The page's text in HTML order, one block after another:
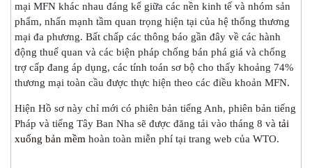
mại MFN khác nhau đáng kể giữa các nền kinh tế và nhóm sản
phẩm, nhấn mạnh tầm quan trọng hiện tại của hệ thống thương
mại đa phương. Bất chấp các thông báo gần đây về các hành
động thuế quan và các biện pháp chống bán phá giá và chống
trợ cấp đang áp dụng, các tính toán sơ bộ cho thấy khoảng 74%
thương mại toàn cầu được thực hiện theo các điều khoản MFN.
Hiện Hồ sơ này chỉ mới có phiên bản tiếng Anh, phiên bản tiếng
Pháp và tiếng Tây Ban Nha sẽ được đăng tải vào tháng 8 và tải
xuống bản mềm hoàn toàn miễn phí tại trang web của WTO.